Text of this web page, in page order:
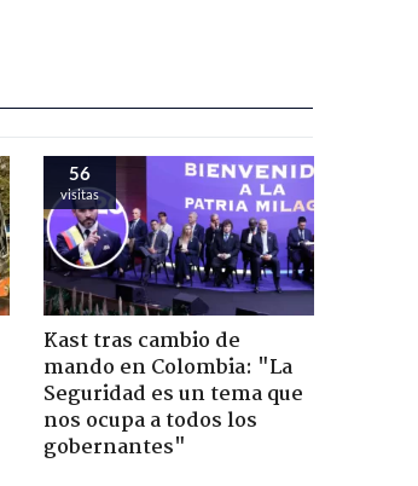
56
visitas
Kast tras cambio de
mando en Colombia: "La
Seguridad es un tema que
nos ocupa a todos los
gobernantes"